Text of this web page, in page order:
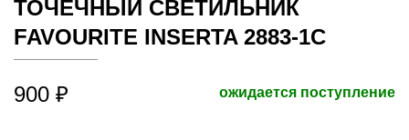
ТОЧЕЧНЫЙ СВЕТИЛЬНИК
FAVOURITE INSERTA 2883-1C
900 ₽ ожидается поступление